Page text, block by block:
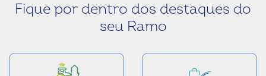
Fique por dentro dos destaques do
seu Ramo